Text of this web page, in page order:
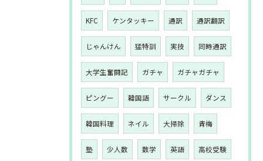
KFC ケンタッキー 通訳 通訳翻訳
じゃんけん 猛特訓 実技 同時通訳
大学生奮闘記 ガチャ ガチャガチャ
ピングー 韓国語 サークル ダンス
韓国料理 ネイル 大掃除 青梅
塾 少人数 数学 英語 高校受験